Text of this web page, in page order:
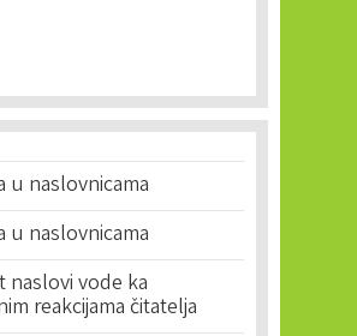
u naslovnicama
u naslovnicama
naslovi vode ka
reakcijama čitatelja